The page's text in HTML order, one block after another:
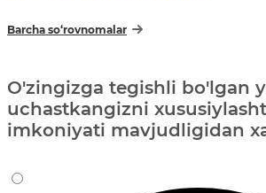
Barcha so‘rovnomalar
O'zingizga tegishli bo'lgan
uchastkangizni
imkoniyati mavjudligidan